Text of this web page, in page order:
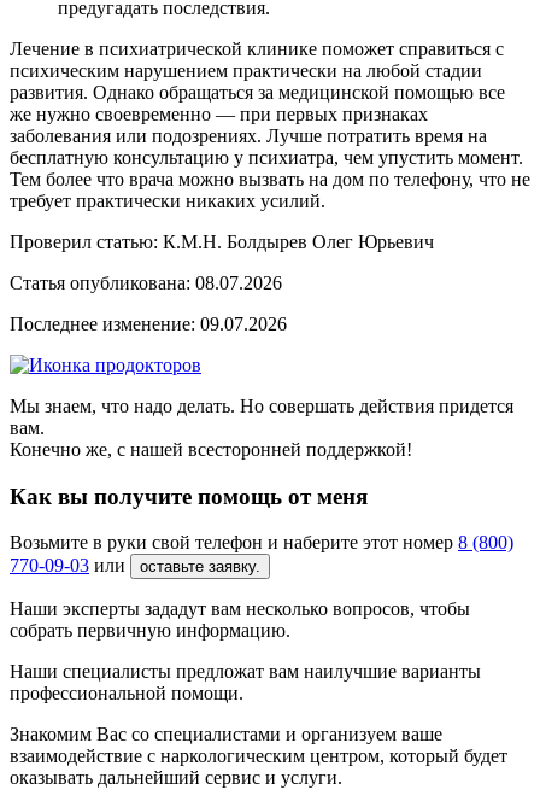
предугадать последствия.
Лечение в психиатрической клинике поможет справиться с
психическим нарушением практически на любой стадии
развития. Однако обращаться за медицинской помощью все
же нужно своевременно — при первых признаках
заболевания или подозрениях. Лучше потратить время на
бесплатную консультацию у психиатра, чем упустить момент.
Тем более что врача можно вызвать на дом по телефону, что не
требует практически никаких усилий.
Проверил статью: К.М.Н. Болдырев Олег Юрьевич
Статья опубликована: 08.07.2026
Последнее изменение: 09.07.2026
Мы знаем, что надо делать. Но совершать действия придется
вам.
Конечно же, с нашей всесторонней поддержкой!
Как вы получите помощь от меня
Возьмите в руки свой телефон и наберите этот номер 8 (800)
770-09-03 или оставьте заявку.
Наши эксперты зададут вам несколько вопросов, чтобы
собрать первичную информацию.
Наши специалисты предложат вам наилучшие варианты
профессиональной помощи.
Знакомим Вас со специалистами и организуем ваше
взаимодействие с наркологическим центром, который будет
оказывать дальнейший сервис и услуги.